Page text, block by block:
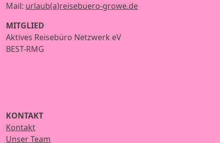
Mail: urlaub(a)reisebuero-growe.de
MITGLIED
Aktives Reisebüro Netzwerk eV
BEST-RMG
KONTAKT
Kontakt
Unser Team